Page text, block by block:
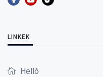
LINKEK
Helló